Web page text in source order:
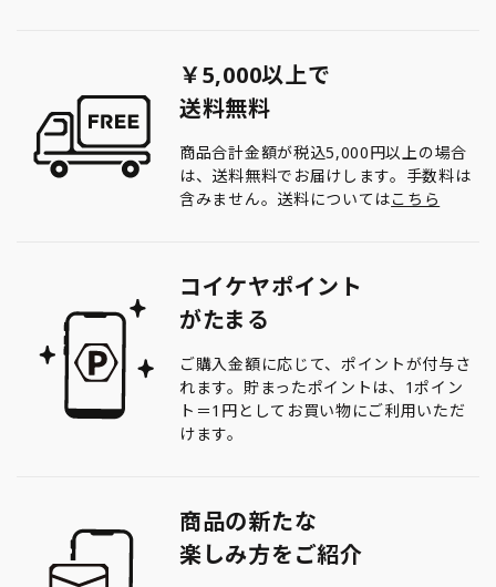
￥5,000以上で
送料無料
商品合計金額が税込5,000円以上の場合
は、送料無料でお届けします。手数料は
含みません。送料についてはこちら
コイケヤポイント
がたまる
ご購入金額に応じて、ポイントが付与さ
れます。貯まったポイントは、1ポイン
ト＝1円としてお買い物にご利用いただ
けます。
商品の新たな
楽しみ方をご紹介